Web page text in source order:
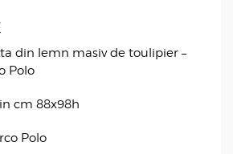
din lemn masiv de toulipier –
Polo
cm 88x98h
Polo